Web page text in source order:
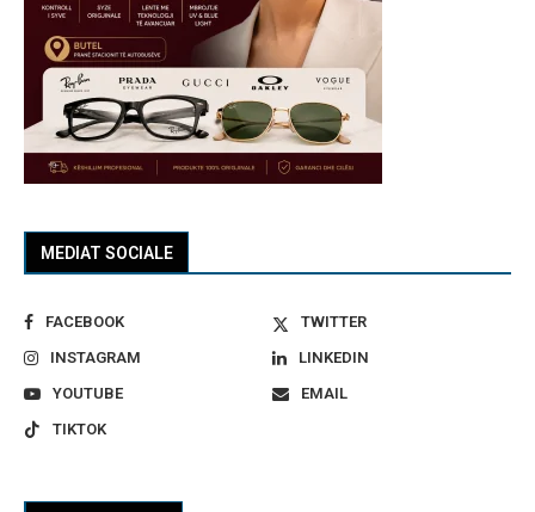
MEDIAT SOCIALE
FACEBOOK
TWITTER
INSTAGRAM
LINKEDIN
YOUTUBE
EMAIL
TIKTOK